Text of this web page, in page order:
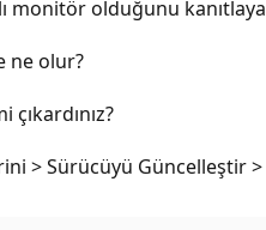
monitör olduğunu
ne olur?
> Sürücüyü Güncelleştir